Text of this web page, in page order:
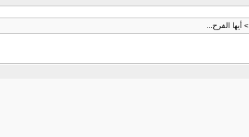
> أيها الفرح...